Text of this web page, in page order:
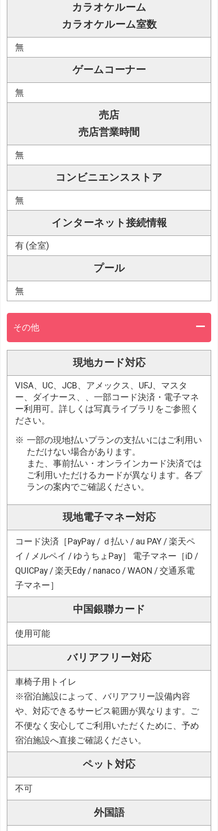
カラオケルーム
カラオケルーム室数
無
ゲームコーナー
無
売店
売店営業時間
無
コンビニエンスストア
無
インターネット接続情報
有 (全室)
プール
無
その他
現地カード対応
VISA、UC、JCB、アメックス、UFJ、マスタ
ー、ダイナース、、一部コード決済・電子マネ
ー利用可。詳しくは写真ライブラリをご参照く
ださい。
一部の現地払いプランの支払いにはご利用い
ただけない場合があります。
また、事前払い・オンラインカード決済では
ご利用いただけるカードが異なります。各プ
ランの案内でご確認ください。
現地電子マネー対応
コード決済［PayPay / ｄ払い / au PAY / 楽天ペ
イ / メルペイ / ゆうちょPay］ 電子マネー［iD /
QUICPay / 楽天Edy / nanaco / WAON / 交通系電
子マネー］
中国銀聯カード
使用可能
バリアフリー対応
車椅子用トイレ
※宿泊施設によって、バリアフリー設備内容
や、対応できるサービス範囲が異なります。ご
不便なく安心してご利用いただくために、予め
宿泊施設へ直接ご確認ください。
ペット対応
不可
外国語